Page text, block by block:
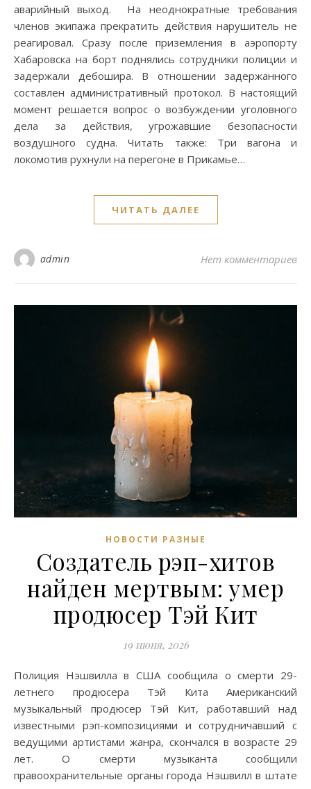
аварийный выход. На неоднократные требования
членов экипажа прекратить действия нарушитель не
реагировал. Сразу после приземления в аэропорту
Хабаровска на борт поднялись сотрудники полиции и
задержали дебошира. В отношении задержанного
составлен административный протокол. В настоящий
момент решается вопрос о возбуждении уголовного
дела за действия, угрожавшие безопасности
воздушного судна. Читать также: Три вагона и
локомотив рухнули на перегоне в Прикамье…
ЧИТАТЬ ДАЛЕЕ
admin Нет комментариев
НОВОСТИ РАЗНЫЕ
Создатель рэп-хитов
найден мертвым: умер
продюсер Тэй Кит
19 июня, 2026
Полиция Нэшвилла в США сообщила о смерти 29-
летнего продюсера Тэй Кита Американский
музыкальный продюсер Тэй Кит, работавший над
известными рэп-композициями и сотрудничавший с
ведущими артистами жанра, скончался в возрасте 29
лет. О смерти музыканта сообщили
правоохранительные органы города Нэшвилл в штате